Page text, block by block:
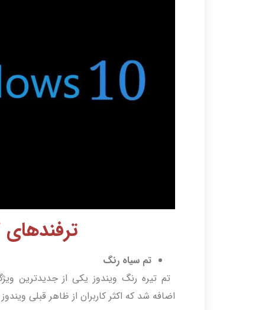
ترفندهای
تم سیاه رنگ
اضافه شد که اکثر کاربران از ظاهر قبلی